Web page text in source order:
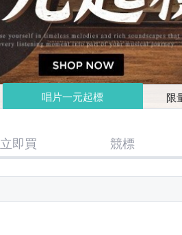
唱片一元起標 限
立即買 競標